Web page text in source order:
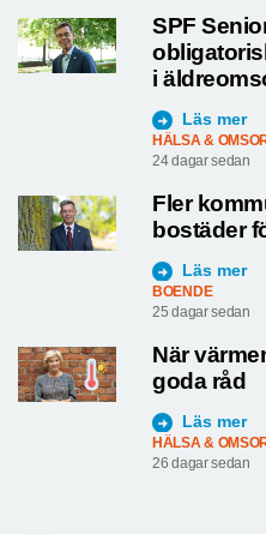
SPF
i
Läs mer
HÄLSA &
24 dagar sedan
Fler
bostäder
Läs mer
BOENDE
25 dagar sedan
När
goda råd
Läs mer
HÄLSA &
26 dagar sedan